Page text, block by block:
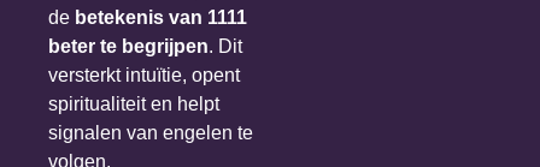
de betekenis van 1111
beter te begrijpen. Dit
versterkt intuïtie, opent
spiritualiteit en helpt
signalen van engelen te
volgen.